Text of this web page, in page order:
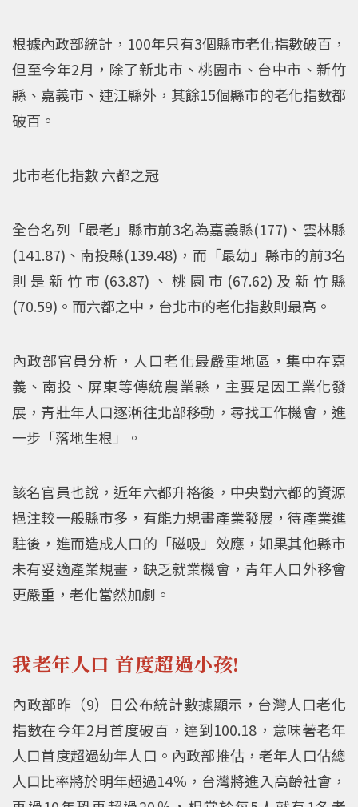
根據內政部統計，100年只有3個縣市老化指數破百，
但至今年2月，除了新北市、桃園市、台中市、新竹
縣、嘉義市、連江縣外，其餘15個縣市的老化指數都
破百。
北市老化指數 六都之冠
全台名列「最老」縣市前3名為嘉義縣(177)、雲林縣
(141.87)、南投縣(139.48)，而「最幼」縣市的前3名
則是新竹市(63.87)、桃園市(67.62)及新竹縣
(70.59)。而六都之中，台北市的老化指數則最高。
內政部官員分析，人口老化最嚴重地區，集中在嘉
義、南投、屏東等傳統農業縣，主要是因工業化發
展，青壯年人口逐漸往北部移動，尋找工作機會，進
一步「落地生根」。
該名官員也說，近年六都升格後，中央對六都的資源
挹注較一般縣市多，有能力規畫產業發展，待產業進
駐後，進而造成人口的「磁吸」效應，如果其他縣市
未有妥適產業規畫，缺乏就業機會，青年人口外移會
更嚴重，老化當然加劇。
我老年人口 首度超過小孩!
內政部昨（9）日公布統計數據顯示，台灣人口老化
指數在今年2月首度破百，達到100.18，意味著老年
人口首度超過幼年人口。內政部推估，老年人口佔總
人口比率將於明年超過14％，台灣將進入高齡社會，